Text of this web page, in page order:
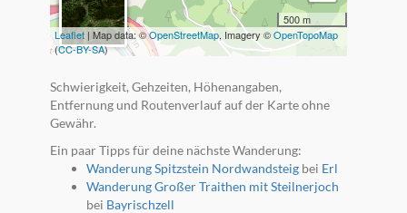
500 m
Leaflet| Map data: ©OpenStreetMap, Imagery ©OpenTopoMap
(CC-BY-SA)
Schwierigkeit, Gehzeiten, Höhenangaben,
Entfernung und Routenverlauf auf der Karte ohne
Gewähr.
Ein paar Tipps für deine nächste Wanderung:
Wanderung Spitzstein Nordwandsteigbei Erl
Wanderung Großer Traithen mit Steilnerjoch
bei Bayrischzell